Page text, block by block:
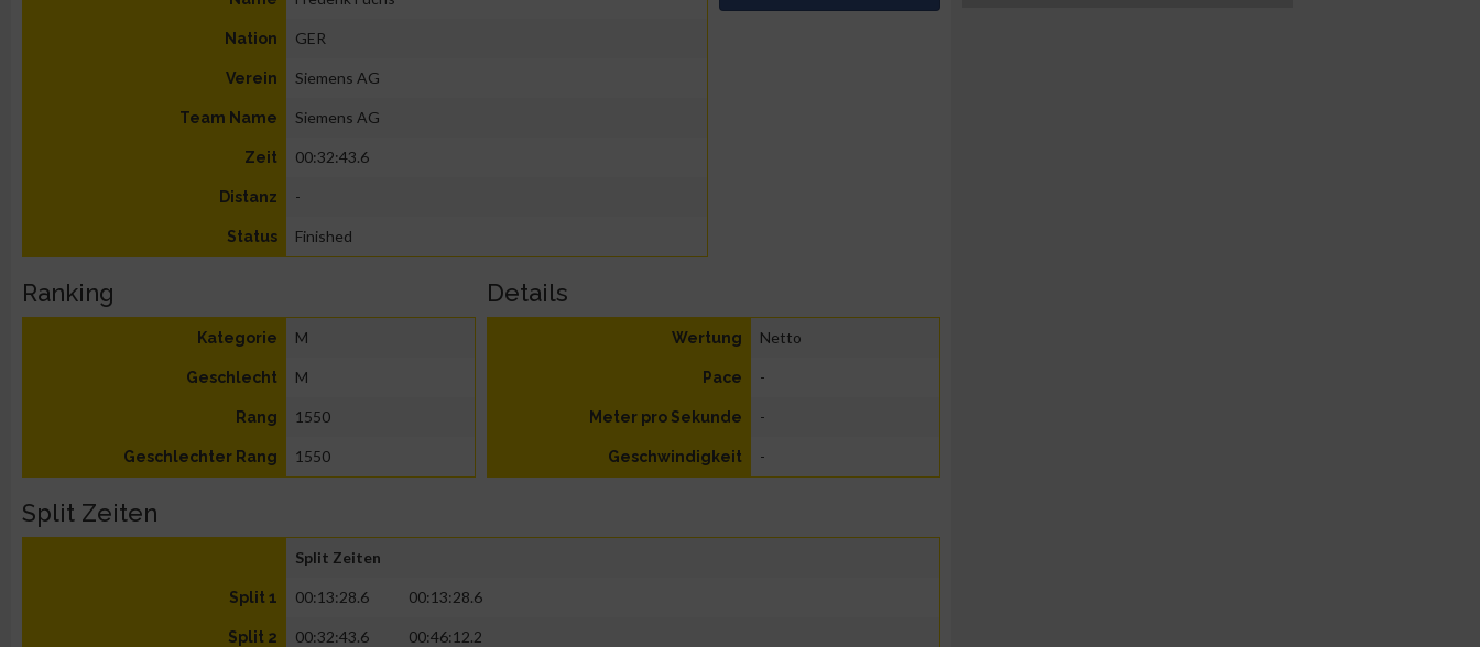
Nation GER
Verein Siemens AG
Team Name Siemens AG
Zeit 00:32:43.6
Distanz -
Status Finished
Ranking
Kategorie M
Geschlecht M
Rang 1550
Geschlechter Rang 1550
Details
Wertung Netto
Pace -
Meter pro Sekunde -
Geschwindigkeit -
Split Zeiten
Split Zeiten
Split 1 00:13:28.6 00:13:28.6
Split 2 00:32:43.6 00:46:12.2